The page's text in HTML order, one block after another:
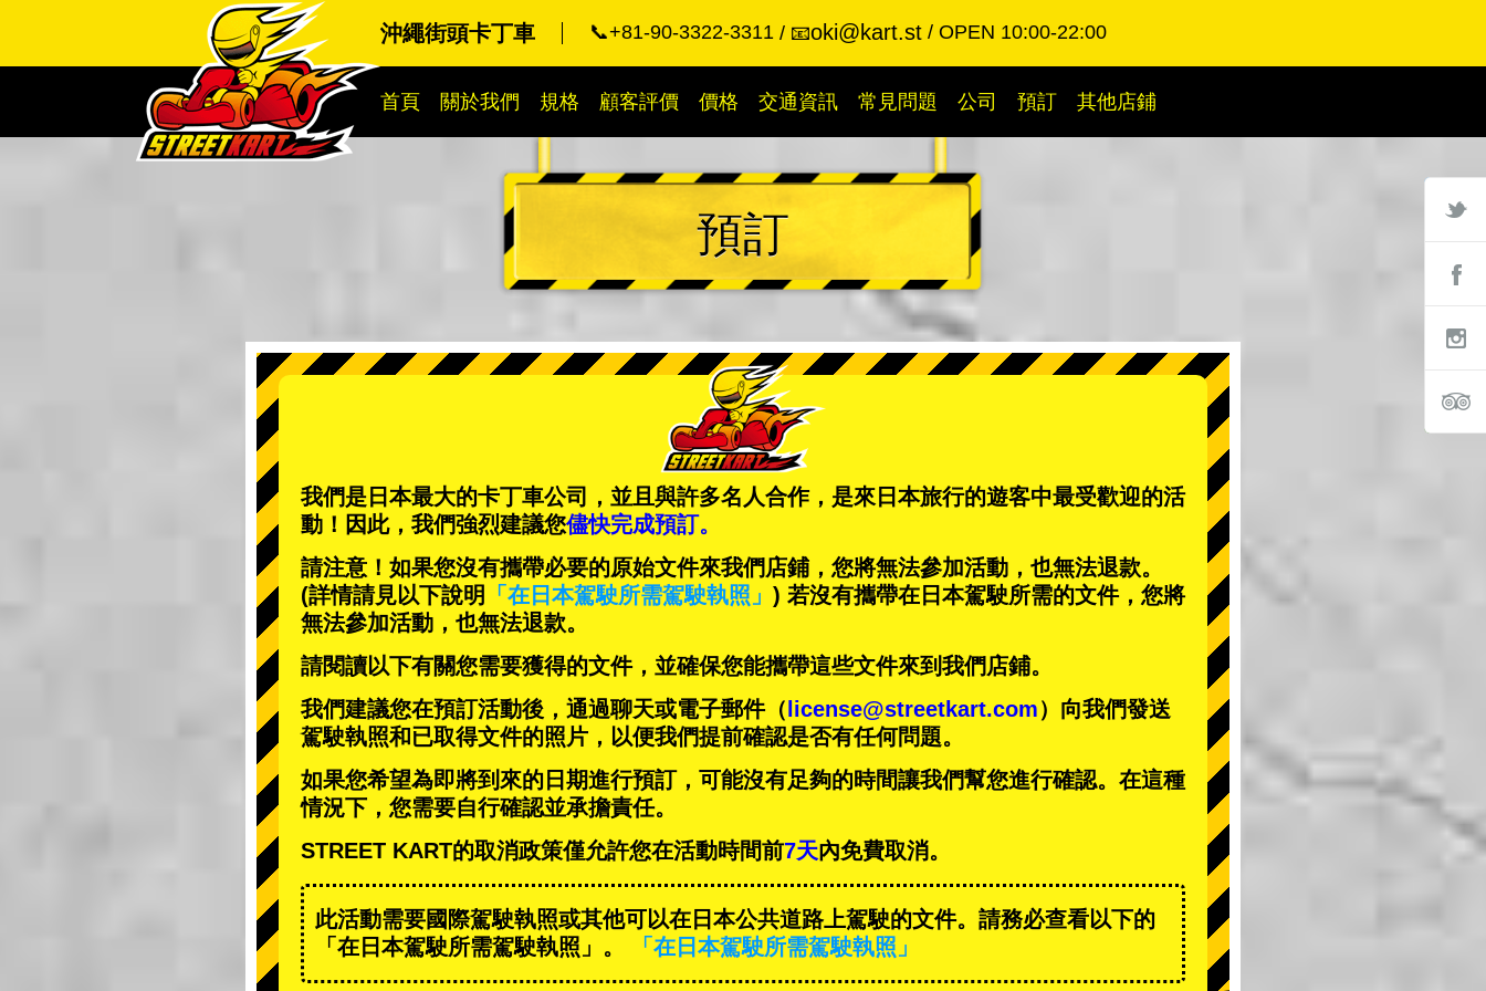
沖繩街頭卡丁車 📞+81-90-3322-3311 📧oki@kart.st OPEN 10:00-22:00
首頁 關於我們 規格 顧客評價 價格 交通資訊 常見問題 公司 預訂 其他店鋪
預訂
我們是日本最大的卡丁車公司，並且與許多名人合作，是來日本旅行的遊客中最受歡迎的活
動 ！因此，我們強烈建議您儘快完成預訂。
請注意！如果您沒有攜帶必要的原始文件來我們店鋪，您將無法參加活動，也無法退款。
(詳情請見以下說明
「在日本駕駛所需駕駛執照」 ) 若沒有攜帶在日本駕駛所需的文件，您將
無法參加活動，也無法退款。
請閱讀以下有關您需要獲得的文件，並確保您能攜帶這些文件來到我們店鋪。
我們建議您在預訂活動後，通過聊天或電子郵件（ license@streetkart.com）向我們發送
駕駛執照和已取得文件的照片，以便我們提前確認是否有任何問題。
如果您希望為即將到來的日期進行預訂，可能沒有足夠的時間讓我們幫您進行確認。在這種
情況下，您需要自行確認並承擔責任。
STREET KART的取消政策僅允許您在活動時間前7天內免費取消。
此活動需要國際駕駛執照或其他可以在日本公共道路上駕駛的文件。請務必查看以下的
「在日本駕駛所需駕駛執照」。
「在日本駕駛所需駕駛執照」